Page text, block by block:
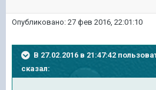
Опубликовано: 27 фев 2016, 22:01:10
В 27.02.2016 в 21:47:42
сказал: